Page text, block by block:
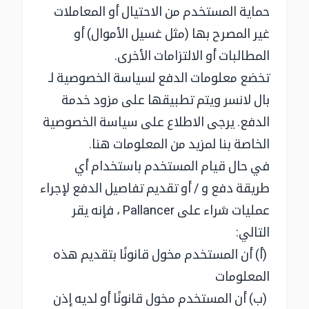
حماية المستخدم من الاحتيال أو المعاملات
غير المصرح بها (مثل غسيل الأموال) أو
المطالبات أو الالتزامات الأخرى.
تخضع معلومات الدفع لسياسة الخصوصية لـ
بال لانسر ويتم تطبيقها على مزود خدمة
الدفع. يرجى الاطلاع على سياسة الخصوصية
الخاصة بنا لمزيد من المعلومات هنا.
في حال قيام المستخدم باستخدام أي
طريقة دفع و / أو تقديم تفاصيل الدفع لإجراء
عمليات شراء على Pallancer ، فإنه يقر
التالي:
(أ) أن المستخدم مخول قانونًا بتقديم هذه
المعلومات
(ب) أن المستخدم مخول قانونًا أو لديه إذن